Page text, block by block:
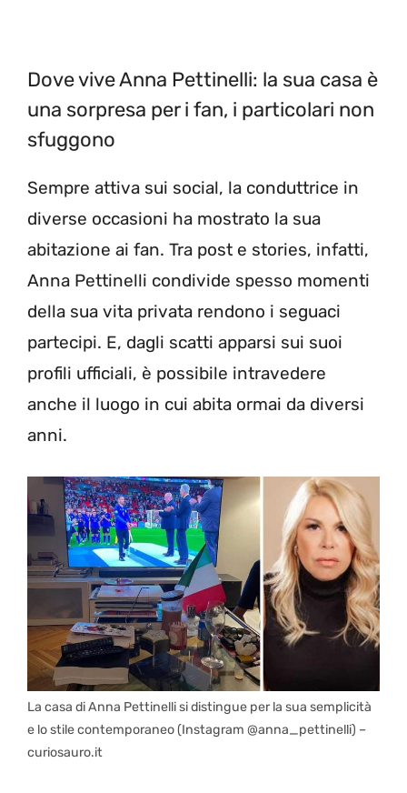
Dove vive Anna Pettinelli: la sua casa è
una sorpresa per i fan, i particolari non
sfuggono
Sempre attiva sui social, la conduttrice in
diverse occasioni ha mostrato la sua
abitazione ai fan. Tra post e stories, infatti,
Anna Pettinelli condivide spesso momenti
della sua vita privata rendono i seguaci
partecipi. E, dagli scatti apparsi sui suoi
profili ufficiali, è possibile intravedere
anche il luogo in cui abita ormai da diversi
anni.
La casa di Anna Pettinelli si distingue per la sua semplicità
e lo stile contemporaneo (Instagram @anna_pettinelli) –
curiosauro.it